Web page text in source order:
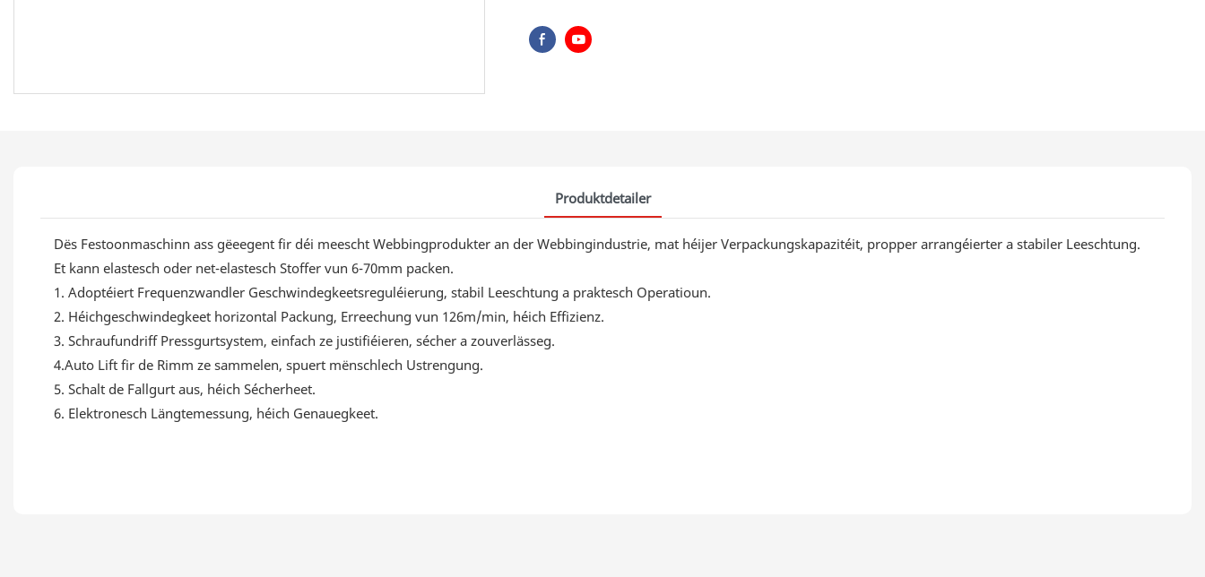
Produktdetailer
Dës Festoonmaschinn ass gëeegent fir déi meescht Webbingprodukter an der Webbingindustrie, mat héijer Verpackungskapazitéit, propper arrangéierter a stabiler Leeschtung.
Et kann elastesch oder net-elastesch Stoffer vun 6-70mm packen.
1. Adoptéiert Frequenzwandler Geschwindegkeetsreguléierung, stabil Leeschtung a praktesch Operatioun.
2. Héichgeschwindegkeet horizontal Packung, Erreechung vun 126m/min, héich Effizienz.
3. Schraufundriff Pressgurtsystem, einfach ze justifiéieren, sécher a zouverlässeg.
4.Auto Lift fir de Rimm ze sammelen, spuert mënschlech Ustrengung.
5. Schalt de Fallgurt aus, héich Sécherheet.
6. Elektronesch Längtemessung, héich Genauegkeet.